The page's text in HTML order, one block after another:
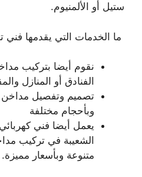
ستيل أو الألمنيوم.
ما الخدمات التي يقدمها
نقوم أيضا بتركيب
الفنادق أو المنازل
تصميم وتفصيل
وبأحجام مختلفة
يعمل أيضا فني
الشعيبة في تركيب
متنوعة وبأسعار مميزة.